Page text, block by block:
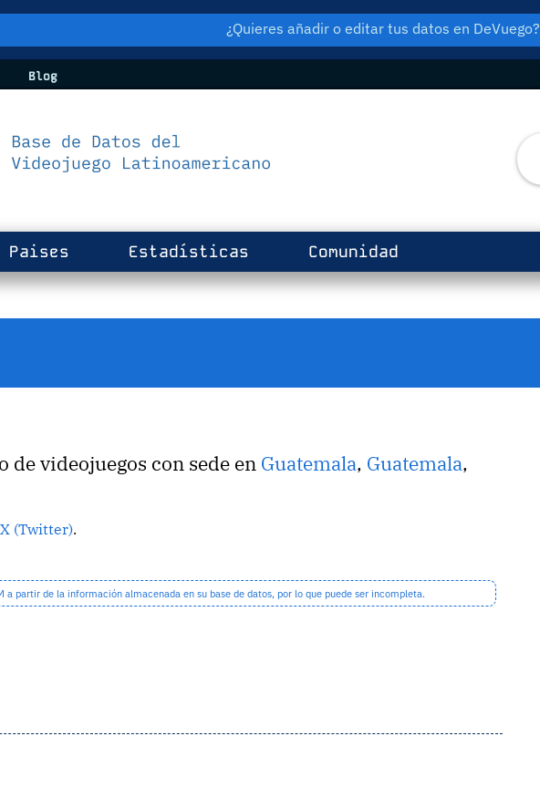
¿Quieres añadir o editar tus datos en DeVuego?
Blog
Paises Estadísticas Comunidad
de videojuegos con sede en Guatemala, Guatemala,
X (Twitter).
a partir de la información almacenada en su base de datos, por lo que puede ser incompleta.